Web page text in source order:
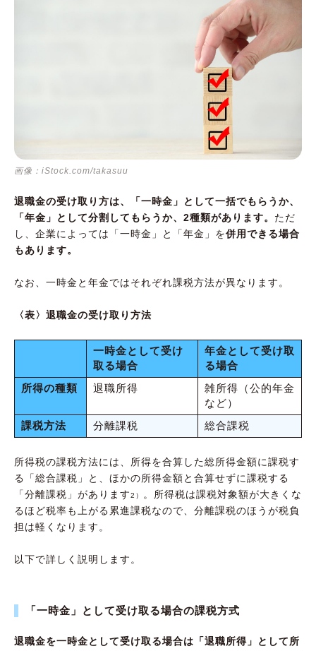
画像：iStock.com/takasuu
退職金の受け取り方は、「一時金」として一括でもらうか、
「年金」として分割してもらうか、2種類があります。 ただ
し、企業によっては「一時金」と「年金」を併用できる場合
もあります。
なお、一時金と年金ではそれぞれ課税方法が異なります。
〈表〉退職金の受け取り方法
一時金として受け
取る場合
年金として受け取
る場合
所得の種類
退職所得
雑所得（公的年金
など）
課税方法
分離課税 総合課税
所得税の課税方法には、所得を合算した総所得金額に課税す
る「総合課税」と、ほかの所得金額と合算せずに課税する
「分離課税」があります2）
。所得税は課税対象額が大きくな
るほど税率も上がる累進課税なので、分離課税のほうが税負
担は軽くなります。
以下で詳しく説明します。
「一時金」として受け取る場合の課税方式
退職金を一時金として受け取る場合は「退職所得」として所